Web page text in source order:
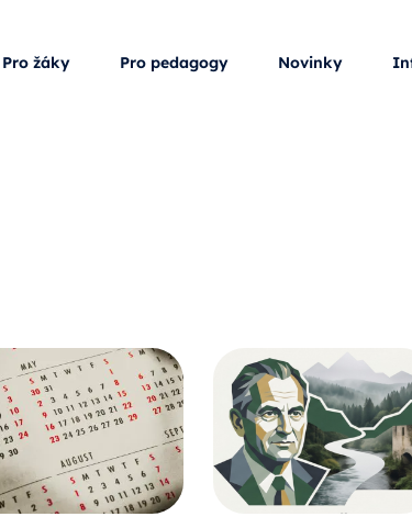
Pro žáky Pro pedagogy Novinky